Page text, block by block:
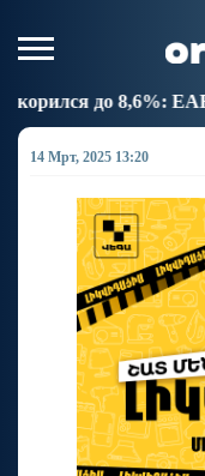
ЕАБР 16:39
14 Мрт, 2025 13:20